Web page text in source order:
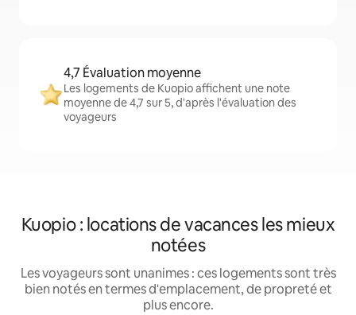
4,7 Évaluation moyenne
Les logements de Kuopio affichent une note
moyenne de 4,7 sur 5, d'après l'évaluation des
voyageurs
Kuopio : locations de vacances les mieux
notées
Les voyageurs sont unanimes : ces logements sont très
bien notés en termes d'emplacement, de propreté et
plus encore.